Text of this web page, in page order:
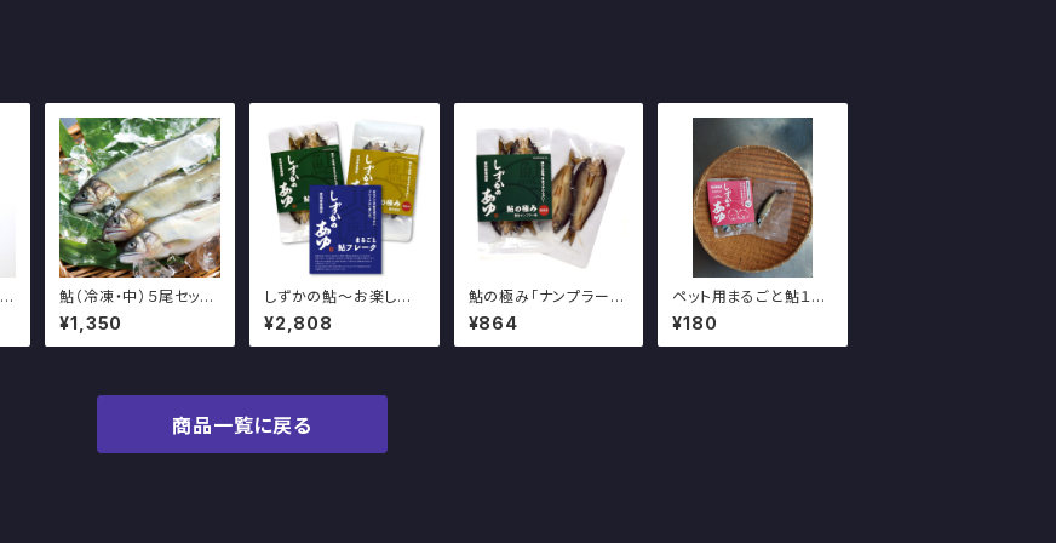
鮎（冷凍・中）５尾セット
～しずかのあゆ～
¥1,350
しずかの鮎～お楽しみ
加工品3点セット～
¥2,808
鮎の極み「ナンプラー味
（2尾）」～しずかのあゆ
～
¥864
ペット用まるごと鮎１尾
入れ
¥180
商品一覧に戻る